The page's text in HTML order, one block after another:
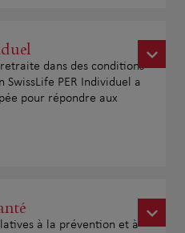
dans des conditions
PER Individuel a
pour répondre aux
à la prévention et à